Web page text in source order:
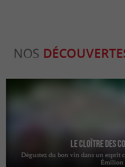
NOS
Le Cloître des
Dégustez du bon vin dans un esprit
Émilion